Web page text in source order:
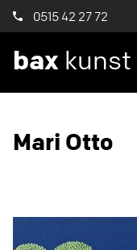
0515 42 27 72
bax kunst
Mari Otto